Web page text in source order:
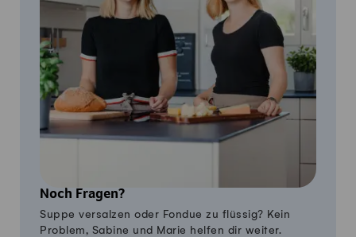
Noch Fragen?
Suppe versalzen oder Fondue zu flüssig? Kein
Problem, Sabine und Marie helfen dir weiter.